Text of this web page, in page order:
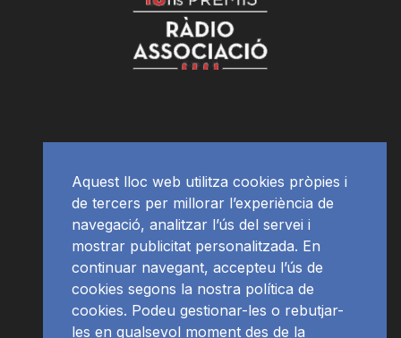
Aquest lloc web utilitza cookies pròpies i
de tercers per millorar l’experiència de
navegació, analitzar l’ús del servei i
mostrar publicitat personalitzada. En
continuar navegant, accepteu l’ús de
cookies segons la nostra política de
cookies. Podeu gestionar-les o rebutjar-
les en qualsevol moment des de la